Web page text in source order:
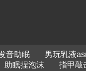
音助眠 男玩乳液
助眠捏泡沫 指甲敲